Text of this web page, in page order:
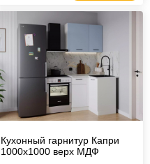
Кухонный гарнитур Капри
1000х1000 верх МДФ